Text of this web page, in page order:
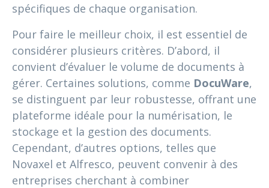
spécifiques de chaque organisation.
Pour faire le meilleur choix, il est essentiel de
considérer plusieurs critères. D’abord, il
convient d’évaluer le volume de documents à
gérer. Certaines solutions, comme DocuWare,
se distinguent par leur robustesse, offrant une
plateforme idéale pour la numérisation, le
stockage et la gestion des documents.
Cependant, d’autres options, telles que
Novaxel et Alfresco, peuvent convenir à des
entreprises cherchant à combiner